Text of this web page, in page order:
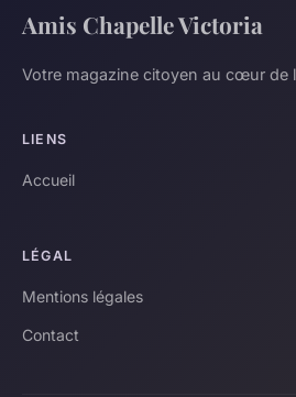
Amis Chapelle Victoria
Votre magazine citoyen au cœur de
LIENS
Accueil
LÉGAL
Mentions légales
Contact